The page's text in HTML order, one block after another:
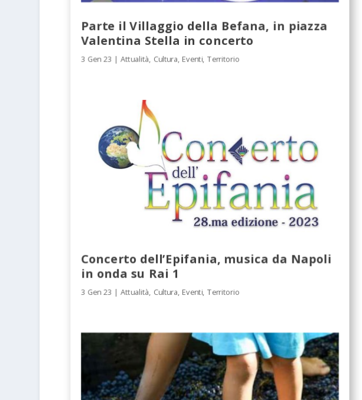
Parte il Villaggio della Befana, in piazza
Valentina Stella in concerto
3 Gen 23 |Attualità, Cultura, Eventi, Territorio
Concerto dell’Epifania, musica da Napoli
in onda su Rai 1
3 Gen 23 |Attualità Cultura Eventi Territorio